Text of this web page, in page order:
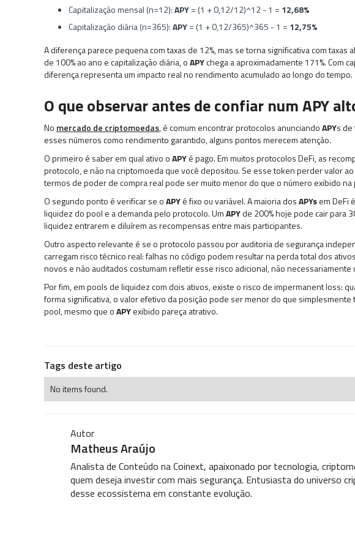
Capitalização mensal (n=12):APY= (1 + 0,12/12)^12 - 1 = 12,68%
Capitalização diária (n=365):APY= (1 + 0,12/365)^365 - 1 = 12,75%
A diferença parece pequena com taxas de 12%, mas se torna significativa com taxas
de 100% ao ano e capitalização diária, oAPYchega a aproximadamente 171%. Com
diferença representa um impacto real no rendimento acumulado ao longo do tempo.
O que observar antes de confiar num APY
No mercado de criptomoedas, é comum encontrar protocolos anunciandoAPYs
esses números como rendimento garantido, alguns pontos merecem atenção.
O primeiro é saber em qual ativo oAPYé pago. Em muitos protocolos DeFi, as
protocolo, e não na criptomoeda que você depositou. Se esse token perder valor
termos de poder de compra real pode ser muito menor do que o número exibido na
O segundo ponto é verificar se oAPYé fixo ou variável. A maioria dosAPYsem DeFi
liquidez do pool e a demanda pelo protocolo. UmAPYde 200% hoje pode cair para
liquidez entrarem e diluírem as recompensas entre mais participantes.
Outro aspecto relevante é se o protocolo passou por auditoria de segurança
carregam risco técnico real: falhas no código podem resultar na perda total dos
novos e não auditados costumam refletir esse risco adicional, não
Por fim, em pools de liquidez com dois ativos, existe o risco de impermanent loss:
forma significativa, o valor efetivo da posição pode ser menor do que
pool, mesmo que oAPYexibido pareça atrativo.
Tags deste artigo
No items found.
Autor
Matheus Araújo
Analista de Conteúdo na Coinext, apaixonado por tecnologia,
quem deseja investir com mais segurança. Entusiasta do universo
desse ecossistema em constante evolução.